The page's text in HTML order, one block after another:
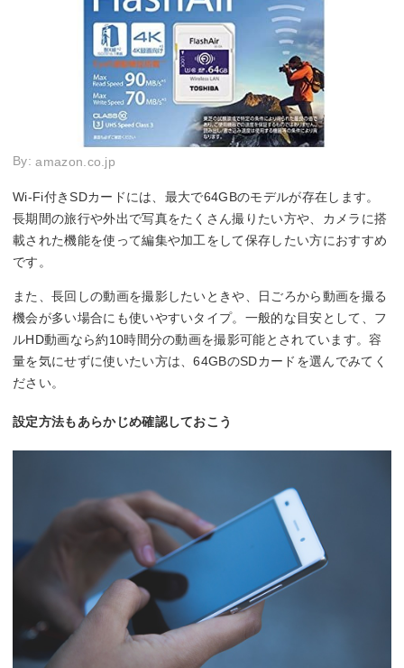
By:amazon.co.jp
Wi-Fi付きSDカードには、最大で64GBのモデルが存在します。
長期間の旅行や外出で写真をたくさん撮りたい方や、カメラに搭
載された機能を使って編集や加工をして保存したい方におすすめ
です。
また、長回しの動画を撮影したいときや、日ごろから動画を撮る
機会が多い場合にも使いやすいタイプ。一般的な目安として、フ
ルHD動画なら約10時間分の動画を撮影可能とされています。容
量を気にせずに使いたい方は、64GBのSDカードを選んでみてく
ださい。
設定方法もあらかじめ確認しておこう